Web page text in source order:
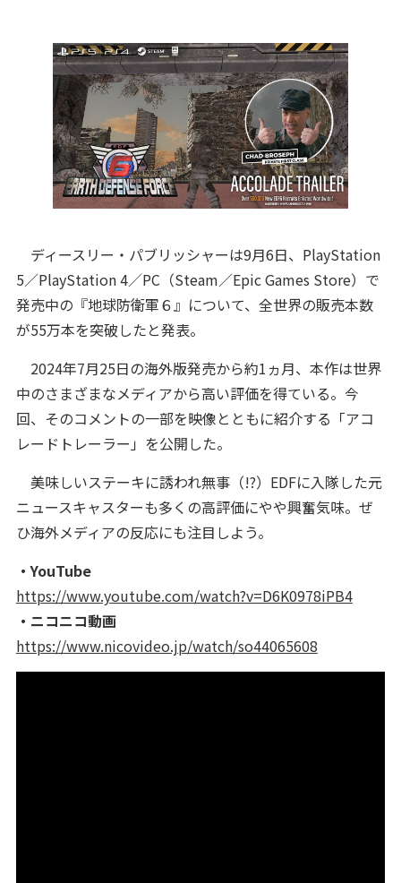
ディースリー・パブリッシャーは9月6日、PlayStation
5／PlayStation 4／PC（Steam／Epic Games Store）で
発売中の『地球防衛軍６』について、全世界の販売本数
が55万本を突破したと発表。
2024年7月25日の海外版発売から約1ヵ月、本作は世界
中のさまざまなメディアから高い評価を得ている。今
回、そのコメントの一部を映像とともに紹介する「アコ
レードトレーラー」を公開した。
美味しいステーキに誘われ無事（!?）EDFに入隊した元
ニュースキャスターも多くの高評価にやや興奮気味。ぜ
ひ海外メディアの反応にも注目しよう。
・YouTube
https://www.youtube.com/watch?v=D6K0978iPB4
・ニコニコ動画
https://www.nicovideo.jp/watch/so44065608